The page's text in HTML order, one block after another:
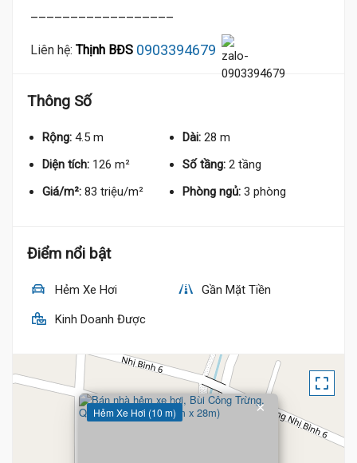
Liên hệ: Thịnh BĐS 0903394679
Thông Số
Rộng: 4.5 m Dài: 28 m
Diện tích: 126 m² Số tầng: 2 tầng
Giá/m²: 83 triệu/m² Phòng ngủ: 3 phòng
Điểm nổi bật
Hẻm Xe Hơi Gần Mặt Tiền
Kinh Doanh Được
Hẻm Xe Hơi (10 m) ×